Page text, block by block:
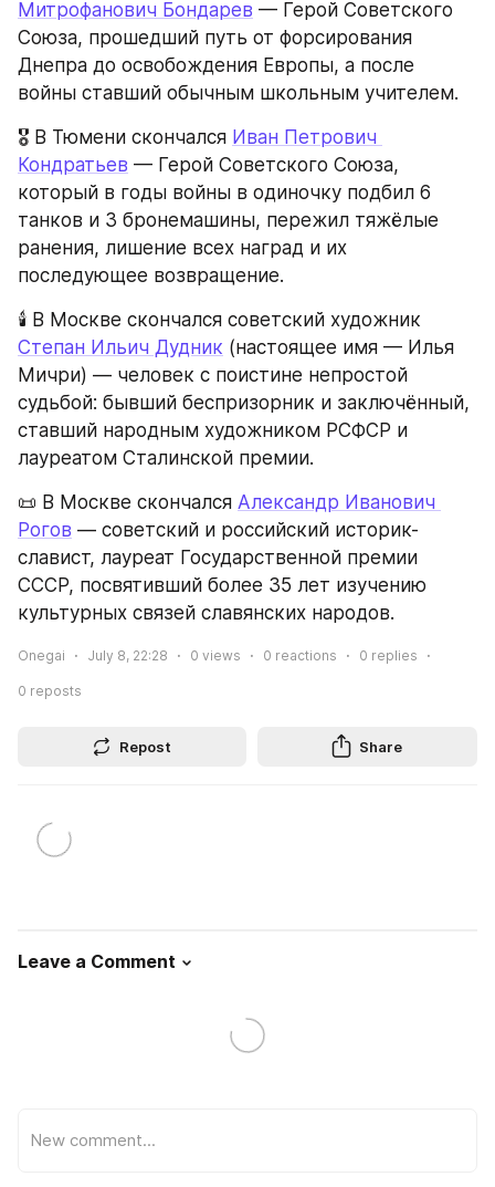
Митрофанович Бондарев — Герой Советского
Союза, прошедший путь от форсирования
Днепра до освобождения Европы, а после
войны ставший обычным школьным учителем.
🎖️ В Тюмени скончался Иван Петрович
Кондратьев — Герой Советского Союза,
который в годы войны в одиночку подбил 6
танков и 3 бронемашины, пережил тяжёлые
ранения, лишение всех наград и их
последующее возвращение.
Степан Ильич Дудник (настоящее имя — Илья
Мичри) — человек с поистине непростой
судьбой: бывший беспризорник и заключённый,
ставший народным художником РСФСР и
лауреатом Сталинской премии.
📜 В Москве скончался Александр Иванович
Рогов — советский и российский историк-
славист, лауреат Государственной премии
СССР, посвятивший более 35 лет изучению
культурных связей славянских народов.
Onegai July 8, 22:28 0 views 0 reactions 0 replies
0 reposts
Repost Share
Leave a Comment